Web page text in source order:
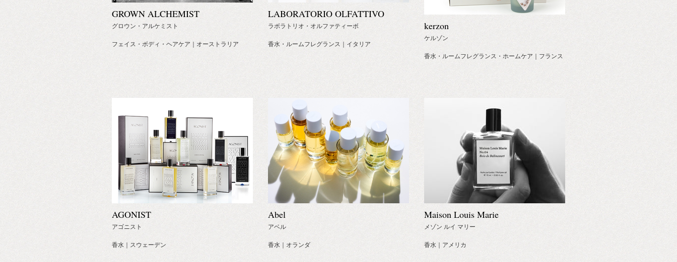
GROWN ALCHEMIST
グロウン・アルケミスト
フェイス・ボディ・ヘアケア｜オーストラリア
LABORATORIO OLFATTIVO
ラボラトリオ・オルファティーボ
香水・ルームフレグランス｜イタリア
kerzon
ケルゾン
香水・ルームフレグランス・ホームケア｜フランス
AGONIST
アゴニスト
香水｜スウェーデン
Abel
アベル
香水｜オランダ
Maison Louis Marie
メゾン ルイ マリー
香水｜アメリカ